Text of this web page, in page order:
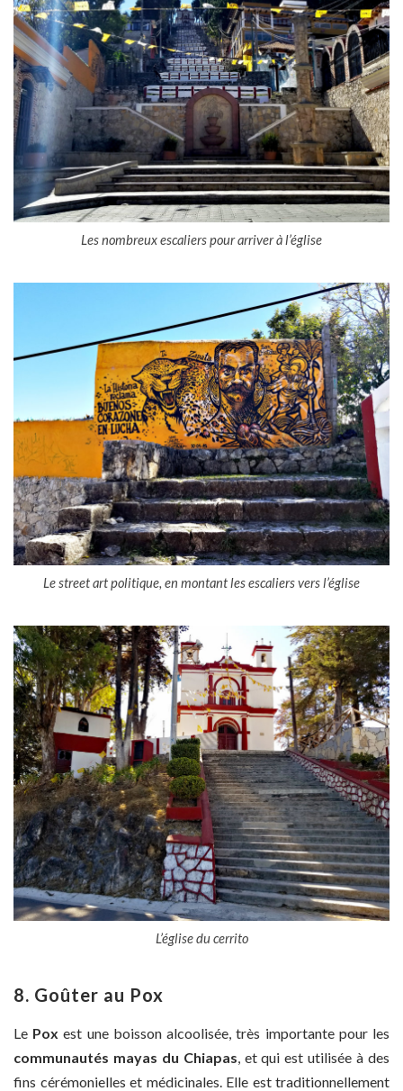
Les nombreux escaliers pour arriver à l’église
Le street art politique, en montant les escaliers vers l’église
L’église du cerrito
8. Goûter au Pox
Le Poxest une boisson alcoolisée, très importante pour les
communautés mayas du Chiapas , et qui est utilisée à des
fins cérémonielles et médicinales. Elle est traditionnellement